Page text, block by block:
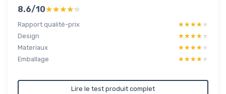
8.6/10★★★★★
★★★★★
Rapport qualité-prix ★★★★★
★★★★★
Design
★★★★★
★★★★★
Materiaux
★★★★★
★★★★★
Emballage
★★★★★
★★★★★
Lire le test produit complet